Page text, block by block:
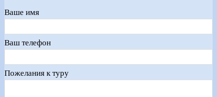
Ваше имя
Ваш телефон
Пожелания к туру